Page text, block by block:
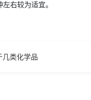
右较为适宜。
几类化学品